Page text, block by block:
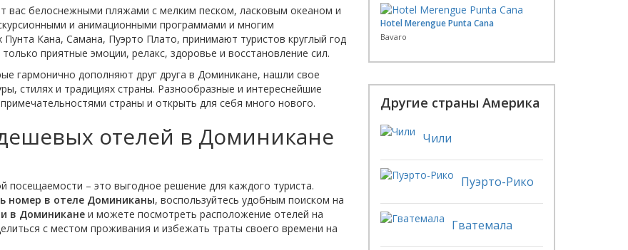
вас белоснежными пляжами с мелким песком, ласковым океаном и
и анимационными программами и многим
Кана, Самана, Пуэрто Плато, принимают туристов круглый год
приятные эмоции, релакс, здоровье и восстановление сил.
гармонично дополняют друг друга в Доминикане, нашли свое
стилях и традициях страны. Разнообразные и интереснейшие
страны и открыть для себя много нового.
отелей в Доминикане
посещаемости – это выгодное решение для каждого туриста.
номер в отеле Доминиканы, воспользуйтесь удобным поиском на
в Доминикане и можете посмотреть расположение отелей на
с местом проживания и избежать траты своего времени на
Hotel Merengue Punta Cana
Bavaro
Другие страны Америка
Чили
Пуэрто-Рико
Гватемала